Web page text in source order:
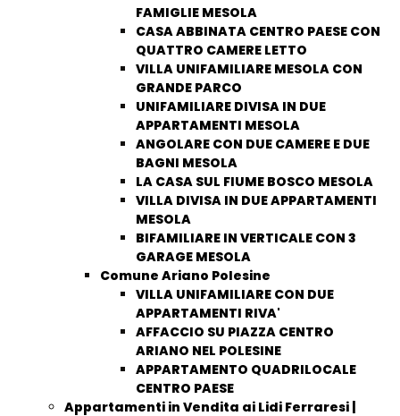
FAMIGLIE MESOLA
CASA ABBINATA CENTRO PAESE CON
QUATTRO CAMERE LETTO
VILLA UNIFAMILIARE MESOLA CON
GRANDE PARCO
UNIFAMILIARE DIVISA IN DUE
APPARTAMENTI MESOLA
ANGOLARE CON DUE CAMERE E DUE
BAGNI MESOLA
LA CASA SUL FIUME BOSCO MESOLA
VILLA DIVISA IN DUE APPARTAMENTI
MESOLA
BIFAMILIARE IN VERTICALE CON 3
GARAGE MESOLA
Comune Ariano Polesine
VILLA UNIFAMILIARE CON DUE
APPARTAMENTI RIVA'
AFFACCIO SU PIAZZA CENTRO
ARIANO NEL POLESINE
APPARTAMENTO QUADRILOCALE
CENTRO PAESE
Appartamenti in Vendita ai Lidi Ferraresi |